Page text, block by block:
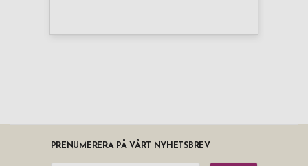
PRENUMERERA PÅ VÅRT NYHETSBREV